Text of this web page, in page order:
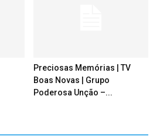
Preciosas Memórias | TV
Boas Novas | Grupo
Poderosa Unção –...